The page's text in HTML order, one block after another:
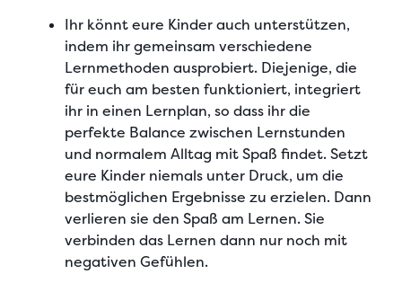
Ihr könnt eure Kinder auch unterstützen,
indem ihrgemeinsam verschiedene
Lernmethoden ausprobiert. Diejenige, die
für euch am besten funktioniert, integriert
ihr in einen Lernplan, so dass ihr die
perfekte Balance zwischen Lernstunden
und normalem Alltag mit Spaß findet. Setzt
eure Kinder niemals unter Druck, um die
bestmöglichen Ergebnisse zu erzielen. Dann
verlieren sie den Spaß am Lernen. Sie
verbinden das Lernen dann nur noch mit
negativen Gefühlen.